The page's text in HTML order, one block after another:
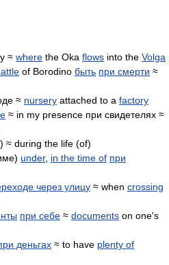
≈ where the Oka flows into the Volga
of Borodino быть при смерти ≈
≈ nursery attached to a factory
≈ in my presence при свидетелях ≈
.) ≈ during the life (of)
under, in the time of при
через улицу ≈ when crossing
при себе ≈ documents on one's
деньгах ≈ to have plenty of